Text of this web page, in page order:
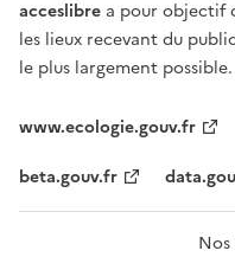
acceslibre a pour objectif
les lieux recevant du
le plus largement possible.
www.ecologie.gouv.fr
beta.gouv.fr
Nos